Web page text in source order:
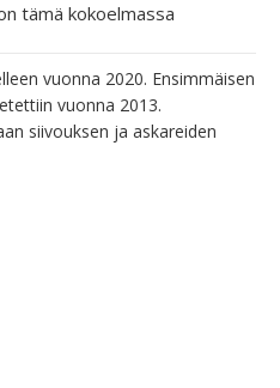
tämä kokoelmassa
vuonna 2020. Ensimmäisen
vuonna 2013.
siivouksen ja askareiden